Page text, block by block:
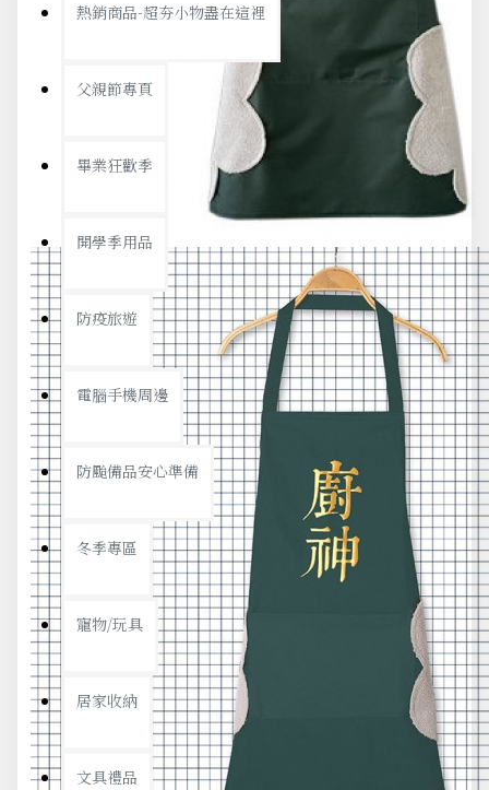
熱銷商品-超夯小物盡在這裡
父親節專頁
畢業狂歡季
開學季用品
防疫旅遊
電腦手機周邊
防颱備品安心準備
冬季專區
寵物/玩具
居家收納
文具禮品